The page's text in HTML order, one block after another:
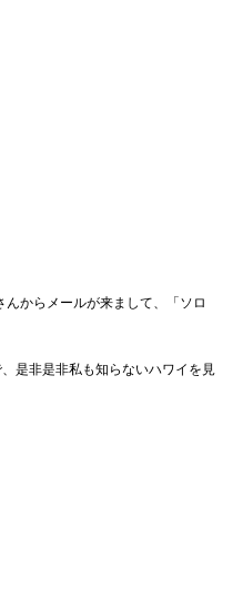
からメールが来まして、「ソロ
是非是非私も知らないハワイを見